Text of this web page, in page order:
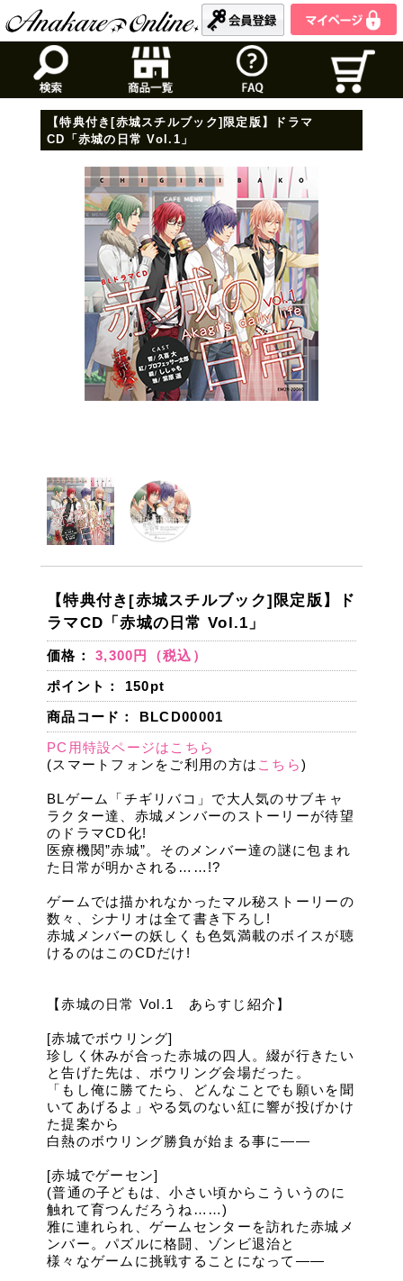
【特典付き[赤城スチルブック]限定版】ドラマ
CD「赤城の日常 Vol.1」
【特典付き[赤城スチルブック]限定版】ド
ラマCD「赤城の日常 Vol.1」
価格：3,300円（税込）
ポイント：
150pt
商品コード： BLCD00001
PC用特設ページはこちら
(スマートフォンをご利用の方は こちら)
BLゲーム「チギリバコ」で大人気のサブキャ
ラクター達、赤城メンバーのストーリーが待望
のドラマCD化!
医療機関”赤城”。そのメンバー達の謎に包まれ
た日常が明かされる……!?
ゲームでは描かれなかったマル秘ストーリーの
数々、シナリオは全て書き下ろし!
赤城メンバーの妖しくも色気満載のボイスが聴
けるのはこのCDだけ!
【赤城の日常 Vol.1 あらすじ紹介】
[赤城でボウリング]
珍しく休みが合った赤城の四人。綴が行きたい
と告げた先は、ボウリング会場だった。
「もし俺に勝てたら、どんなことでも願いを聞
いてあげるよ」やる気のない紅に響が投げかけ
た提案から
白熱のボウリング勝負が始まる事に――
[赤城でゲーセン]
(普通の子どもは、小さい頃からこういうのに
触れて育つんだろうね……)
雅に連れられ、ゲームセンターを訪れた赤城メ
ンバー。パズルに格闘、ゾンビ退治と
様々なゲームに挑戦することになって――